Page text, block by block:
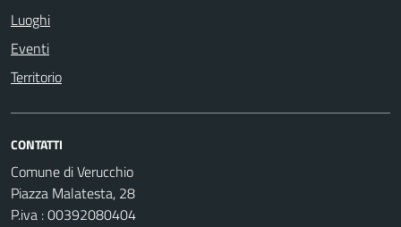
Luoghi
Eventi
Territorio
CONTATTI
Comune di Verucchio
Piazza Malatesta, 28
P.iva : 00392080404